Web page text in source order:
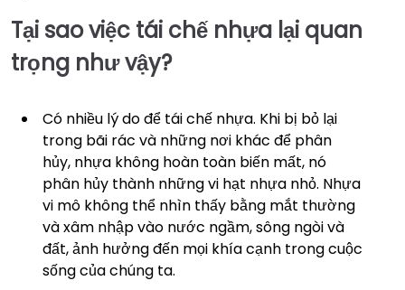
Tại sao việc tái chế nhựa lại quan
trọng như vậy?
Có nhiều lý do để tái chế nhựa. Khi bị bỏ lại
trong bãi rác và những nơi khác để phân
hủy, nhựa không hoàn toàn biến mất, nó
phân hủy thành những vi hạt nhựa nhỏ. Nhựa
vi mô không thể nhìn thấy bằng mắt thường
và xâm nhập vào nước ngầm, sông ngòi và
đất, ảnh hưởng đến mọi khía cạnh trong cuộc
sống của chúng ta.